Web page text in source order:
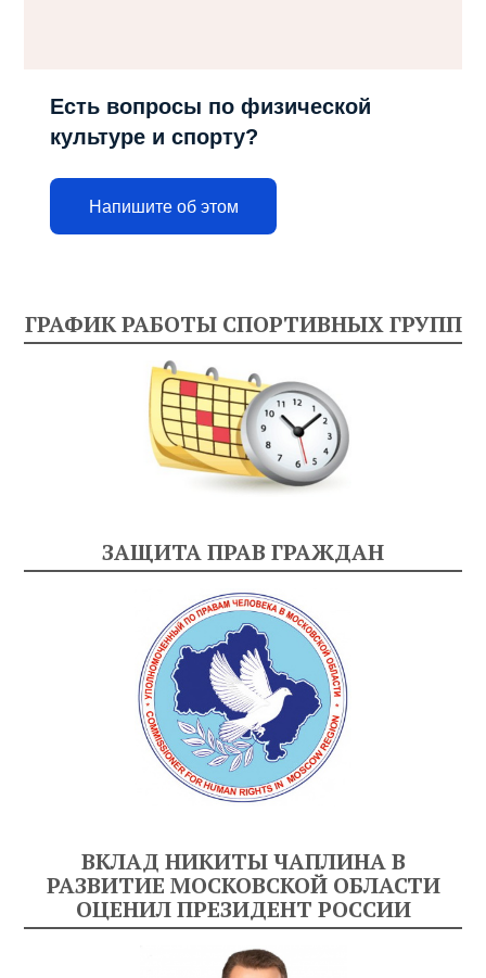
Есть вопросы по физической
культуре и спорту?
Напишите об этом
ГРАФИК РАБОТЫ СПОРТИВНЫХ ГРУПП
ЗАЩИТА ПРАВ ГРАЖДАН
ВКЛАД НИКИТЫ ЧАПЛИНА В
РАЗВИТИЕ МОСКОВСКОЙ ОБЛАСТИ
ОЦЕНИЛ ПРЕЗИДЕНТ РОССИИ